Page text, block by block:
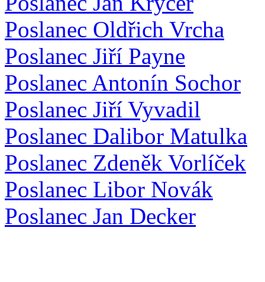
Poslanec Oldřich Vrcha
Poslanec Jiří Payne
Poslanec Antonín Sochor
Poslanec Jiří Vyvadil
Poslanec Dalibor Matulka
Poslanec Zdeněk Vorlíček
Poslanec Libor Novák
Poslanec Jan Decker